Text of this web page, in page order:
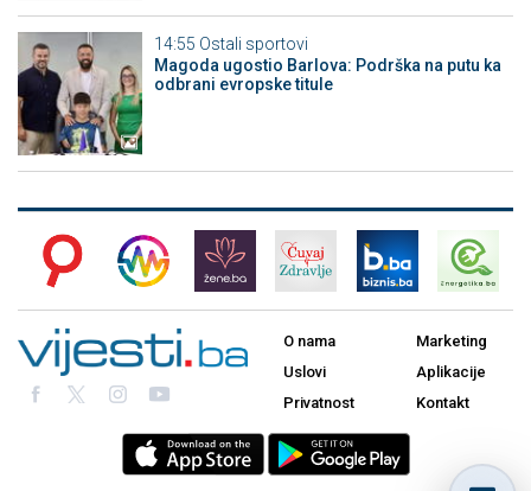
14:55 Ostali sportovi
Magoda ugostio Barlova: Podrška na putu ka
odbrani evropske titule
O nama
Uslovi
Privatnost
Marketing
Aplikacije
Kontakt